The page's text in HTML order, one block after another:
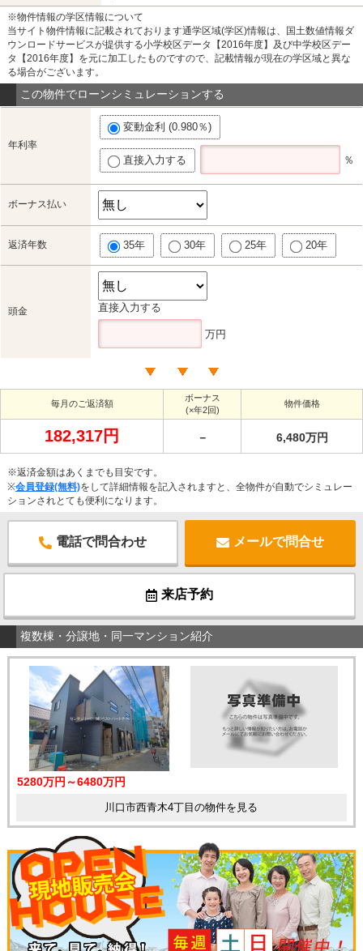
※物件情報の学区情報について
当サイト物件情報に記載されております通学区域(学区)情報は、国土数値情報ダ
ウンロードサービスが提供する小学校区データ【2016年度】及び中学校区デー
タ【2016年度】を元に加工したものですので、記載情報が現在の学区域と異な
る場合がございます。
この物件でローンシミュレーションする
年利率
変動金利 (0.980％)
直接入力する ％
ボーナス払い
返済年数 35年 30年 25年 20年
頭金 直接入力する
万円
毎月のご返済額
ボーナス
(×年2回)
物件価格
182,317円 － 6,480万円
※返済金額はあくまでも目安です。
※会員登録(無料)をして詳細情報を記入されますと、全物件が自動でシミュレー
ションされとても便利になります。
電話で問合わせ メールで問合せ
来店予約
複数棟・分譲地・同一マンション紹介
5280万円～6480万円
川口市西青木4丁目の物件を見る